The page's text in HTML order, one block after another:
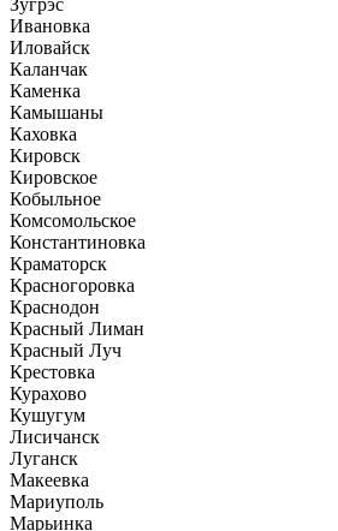
Зугрэс
Ивановка
Иловайск
Каланчак
Каменка
Камышаны
Каховка
Кировск
Кировское
Кобыльное
Комсомольское
Константиновка
Краматорск
Красногоровка
Краснодон
Красный Лиман
Красный Луч
Крестовка
Курахово
Кушугум
Лисичанск
Луганск
Макеевка
Мариуполь
Марьинка